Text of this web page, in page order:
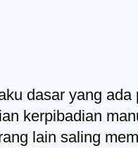
dasar yang
kerpibadian
lain saling